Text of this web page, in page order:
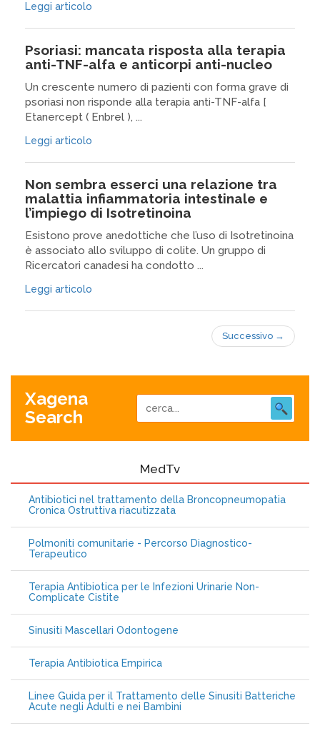
Leggi articolo
Psoriasi: mancata risposta alla terapia
anti-TNF-alfa e anticorpi anti-nucleo
Un crescente numero di pazienti con forma grave di
psoriasi non risponde alla terapia anti-TNF-alfa [
Etanercept ( Enbrel ), ...
Leggi articolo
Non sembra esserci una relazione tra
malattia infiammatoria intestinale e
l’impiego di Isotretinoina
Esistono prove anedottiche che l’uso di Isotretinoina
è associato allo sviluppo di colite. Un gruppo di
Ricercatori canadesi ha condotto ...
Leggi articolo
Successivo →
Xagena
Search
MedTv
Antibiotici nel trattamento della Broncopneumopatia
Cronica Ostruttiva riacutizzata
Polmoniti comunitarie - Percorso Diagnostico-
Terapeutico
Terapia Antibiotica per le Infezioni Urinarie Non-
Complicate Cistite
Sinusiti Mascellari Odontogene
Terapia Antibiotica Empirica
Linee Guida per il Trattamento delle Sinusiti Batteriche
Acute negli Adulti e nei Bambini